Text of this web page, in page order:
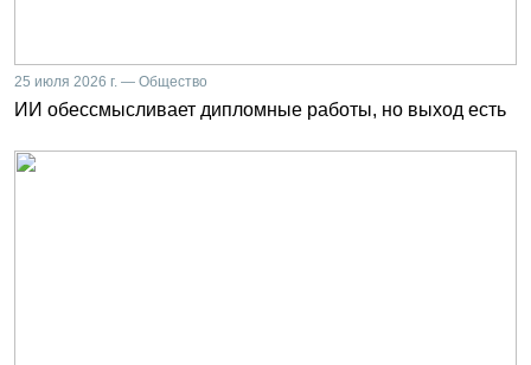
25 июля 2026 г. — Общество
ИИ обессмысливает дипломные работы, но выход есть